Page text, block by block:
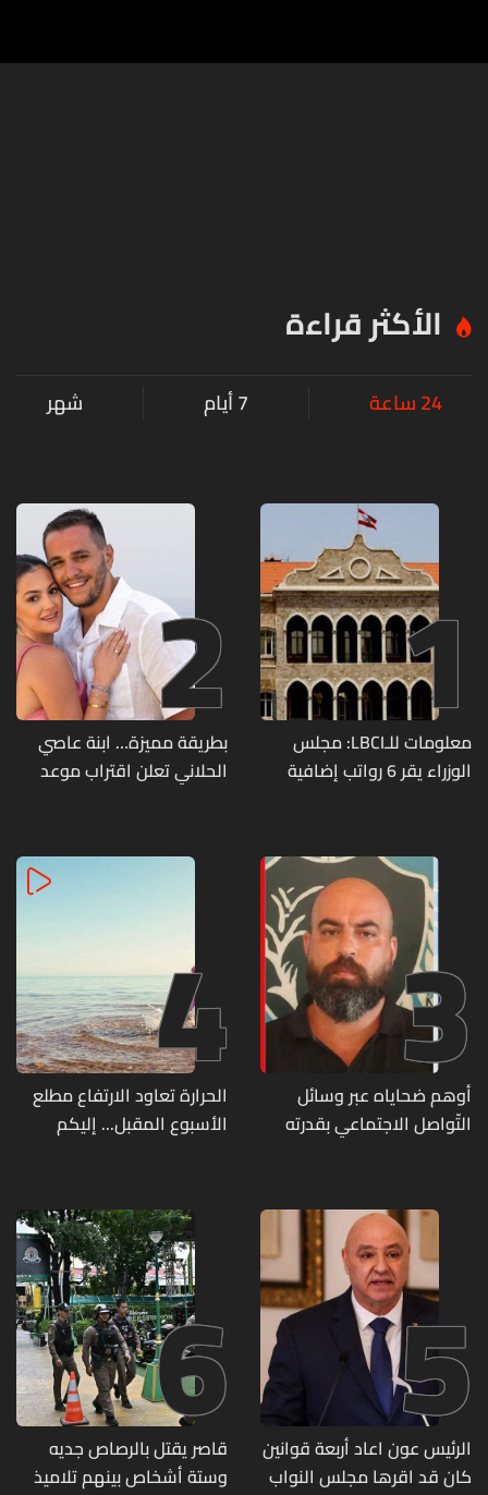
الأكثر قراءة
24 ساعة 7 أيام شهر
1
معلومات للـLBCI: مجلس
الوزراء يقر 6 رواتب إضافية
منذ آذار
2
بطريقة مميزة… ابنة عاصي
الحلاني تعلن اقتراب موعد
3
أوهم ضحاياه عبر وسائل
التّواصل الاجتماعي بقدرته
وقع ضحيّة أعماله؟
4
الحرارة تعاود الارتفاع مطلع
الأسبوع المقبل... إليكم
5
الرئيس عون اعاد أربعة قوانين
كان قد اقرها مجلس النواب
6
قاصر يقتل بالرصاص جديه
وستة أشخاص بينهم تلاميذ